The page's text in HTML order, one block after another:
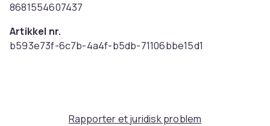
8681554607437
Artikkel nr.
b593e73f-6c7b-4a4f-b5db-71106bbe15d1
Rapporter et juridisk problem